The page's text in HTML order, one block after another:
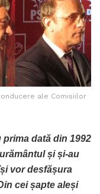
ale Comisiilor
dată din 1992
și și-au
vor desfășura
cei șapte aleși